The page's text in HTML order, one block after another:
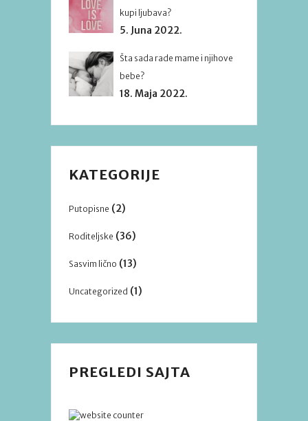
kupi ljubava?
5. Juna 2022.
Šta sada rade mame i njihove
bebe?
18. Maja 2022.
KATEGORIJE
Putopisne (2)
Roditeljske (36)
Sasvim lično (13)
Uncategorized (1)
PREGLEDI SAJTA